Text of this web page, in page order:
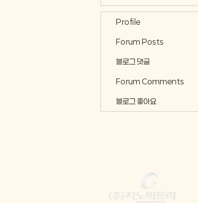
Profile
Forum Posts
블로그 댓글
Forum Comments
블로그 좋아요